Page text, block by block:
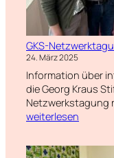
GKS-
24. März 2025
Information über
die Georg Kraus
Netzwerkstagung
weiterlesen